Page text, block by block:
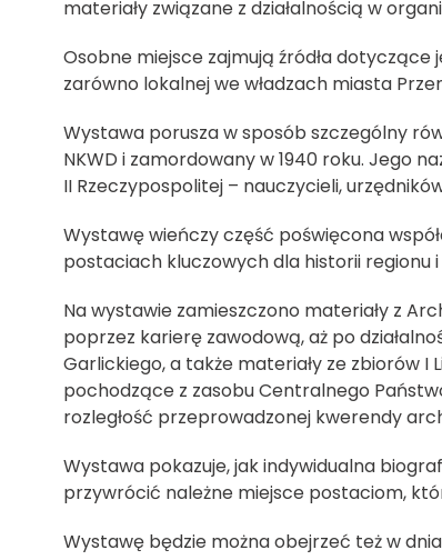
materiały związane z działalnością w
Osobne miejsce zajmują źródła dotyczące
zarówno lokalnej we władzach miasta
Wystawa porusza w sposób szczególny
NKWD i zamordowany w 1940 roku. Jego
II Rzeczypospolitej – nauczycieli,
Wystawę wieńczy część poświęcona
postaciach kluczowych dla historii regionu
Na wystawie zamieszczono materiały z
poprzez karierę zawodową, aż po
Garlickiego, a także materiały ze zbiorów I
pochodzące z zasobu Centralnego
rozległość przeprowadzonej kwerendy
Wystawa pokazuje, jak indywidualna
przywrócić należne miejsce postaciom,
Wystawę będzie można obejrzeć też w